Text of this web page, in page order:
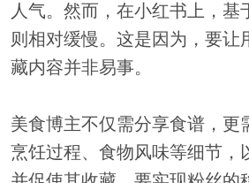
人气。然而，在小红书上，基
则相对缓慢。这是因为，要让
藏内容并非易事。
美食博主不仅需分享食谱，更
烹饪过程、食物风味等细节，